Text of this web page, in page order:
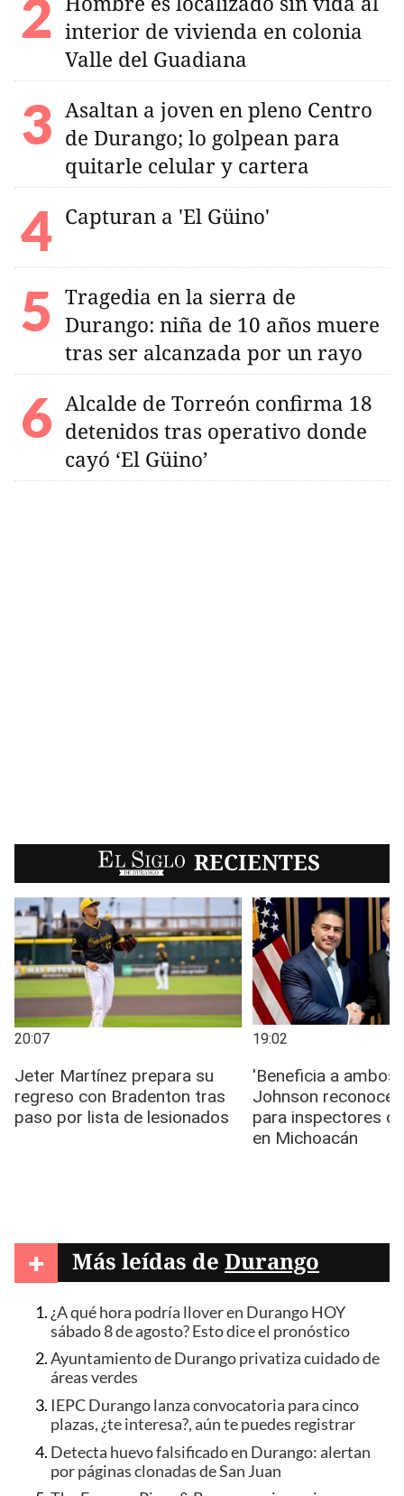
interior de vivienda en colonia
Valle del Guadiana
Asaltan a joven en pleno Centro
de Durango; lo golpean para
quitarle celular y cartera
Capturan a 'El Güino'
Tragedia en la sierra de
Durango: niña de 10 años muere
tras ser alcanzada por un rayo
Alcalde de Torreón confirma 18
detenidos tras operativo donde
cayó ‘El Güino’
EL SIGLO RECIENTES
+ Más leídas de Durango
¿A qué hora podría llover en Durango HOY
sábado 8 de agosto? Esto dice el pronóstico
Ayuntamiento de Durango privatiza cuidado de
áreas verdes
IEPC Durango lanza convocatoria para cinco
plazas, ¿te interesa?, aún te puedes registrar
Detecta huevo falsificado en Durango: alertan
por páginas clonadas de San Juan